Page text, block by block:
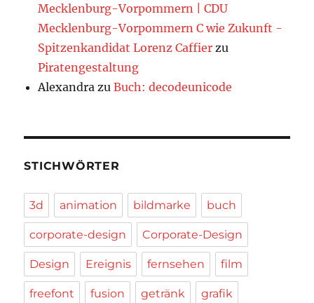
Mecklenburg-Vorpommern | CDU
Mecklenburg-Vorpommern C wie Zukunft -
Spitzenkandidat Lorenz Caffier zu
Piratengestaltung
Alexandra zuBuch: decodeunicode
STICHWÖRTER
3d animation bildmarke buch
corporate-design Corporate-Design
Design Ereignis fernsehen film
freefont fusion getränk grafik